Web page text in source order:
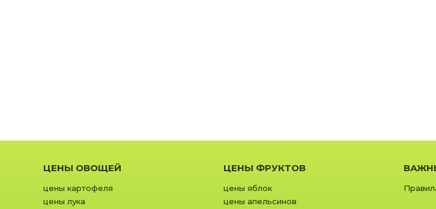
ЦЕНЫ ОВОЩЕЙ
цены картофеля
цены лука
ЦЕНЫ ФРУКТОВ
цены яблок
цены апельсинов